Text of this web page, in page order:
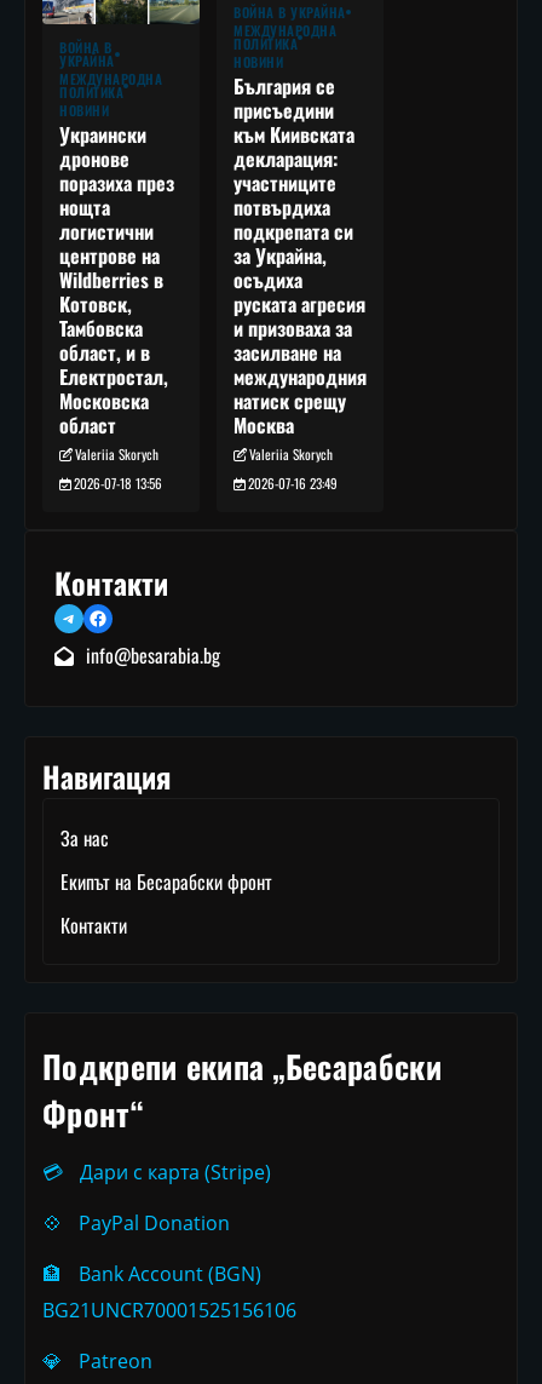
ВОЙНА В
УКРАЙНА
МЕЖДУНАРОДНА
ПОЛИТИКА
НОВИНИ
Украински
дронове
поразиха през
нощта
логистични
центрове на
Wildberries в
Котовск,
Тамбовска
област, и в
Електростал,
Московска
област
Valeriia Skorych
2026-07-18 13:56
ВОЙНА В УКРАЙНА
МЕЖДУНАРОДНА
ПОЛИТИКА
НОВИНИ
България се
присъедини
към Киивската
декларация:
участниците
потвърдиха
подкрепата си
за Украйна,
осъдиха
руската агресия
и призоваха за
засилване на
международния
натиск срещу
Москва
Valeriia Skorych
2026-07-16 23:49
Контакти
TelegramFacebook
info@besarabia.bg
Навигация
За нас
Екипът на Бесарабски фронт
Контакти
Подкрепи екипа „Бесарабски
Фронт“
💳
Дари с карта (Stripe)
💠
PayPal Donation
🏦
Bank Account (BGN)
BG21UNCR70001525156106
💎
Patreon